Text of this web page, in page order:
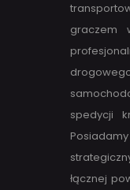
graczem
spedycji
łącznej